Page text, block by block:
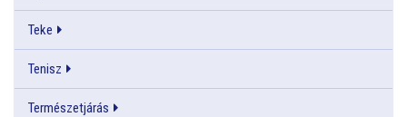
Teke
Tenisz
Természetjárás